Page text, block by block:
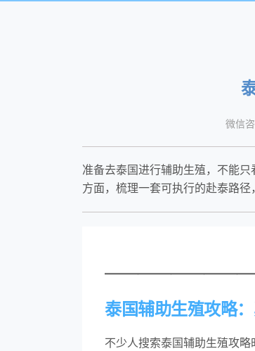
微信
准备去泰国进行辅助生殖，不能
方面，梳理一套可执行的赴泰路径
泰国辅助生殖攻略
不少人搜索泰国辅助生殖攻